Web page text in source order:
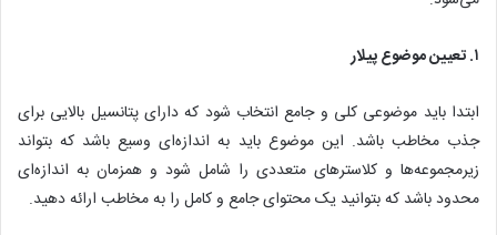
۱. تعیین موضوع پیلار
ابتدا باید موضوعی کلی و جامع انتخاب شود که دارای پتانسیل بالایی برای
جذب مخاطب باشد. این موضوع باید به اندازه‌ای وسیع باشد که بتواند
زیرمجموعه‌ها و کلاسترهای متعددی را شامل شود و همزمان به اندازه‌ای
محدود باشد که بتوانید یک محتوای جامع و کامل را به مخاطب ارائه دهید.